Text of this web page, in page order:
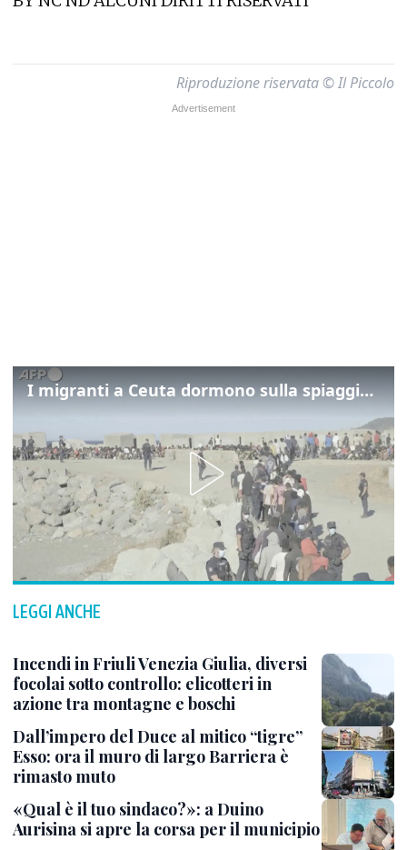
Riproduzione riservata © Il Piccolo
I migranti a Ceuta dormono sulla spiaggia: "Vogliamo entrare in Europa"
LEGGI ANCHE
Incendi in Friuli Venezia Giulia, diversi
focolai sotto controllo: elicotteri in
azione tra montagne e boschi
Dall’impero del Duce al mitico “tigre”
Esso: ora il muro di largo Barriera è
rimasto muto
«Qual è il tuo sindaco?»: a Duino
Aurisina si apre la corsa per il municipio